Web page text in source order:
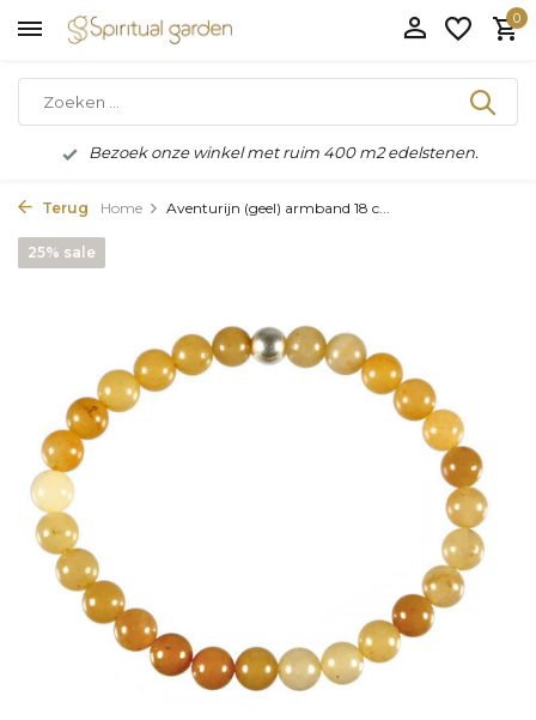
0
Bezoek onze winkel met ruim 400 m2 edelstenen.
Terug Home Aventurijn (geel) armband 18 c...
25% sale